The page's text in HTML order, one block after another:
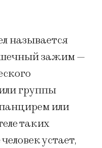
называется
зажим —
группы
или
таких
устает,